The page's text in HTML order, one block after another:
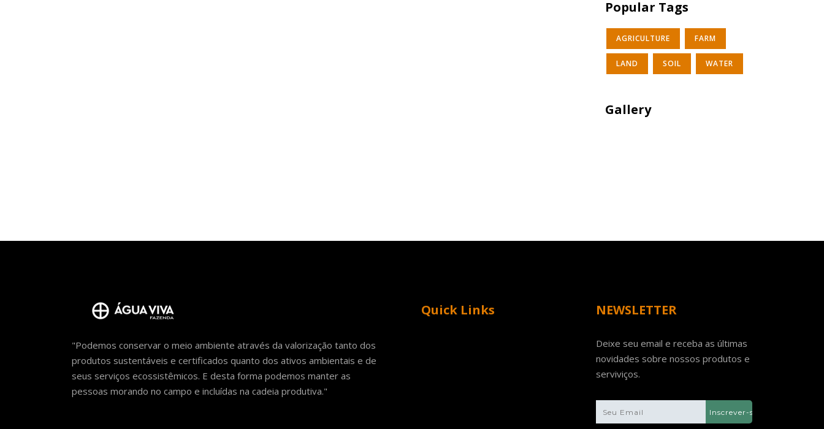
Popular Tags
AGRICULTURE FARM
LAND SOIL WATER
Gallery
"Podemos conservar o meio ambiente através da valorização tanto dos
produtos sustentáveis e certificados quanto dos ativos ambientais e de
seus serviços ecossistêmicos. E desta forma podemos manter as
pessoas morando no campo e incluídas na cadeia produtiva."
Quick Links NEWSLETTER
Deixe seu email e receba as últimas
novidades sobre nossos produtos e
serviviços.